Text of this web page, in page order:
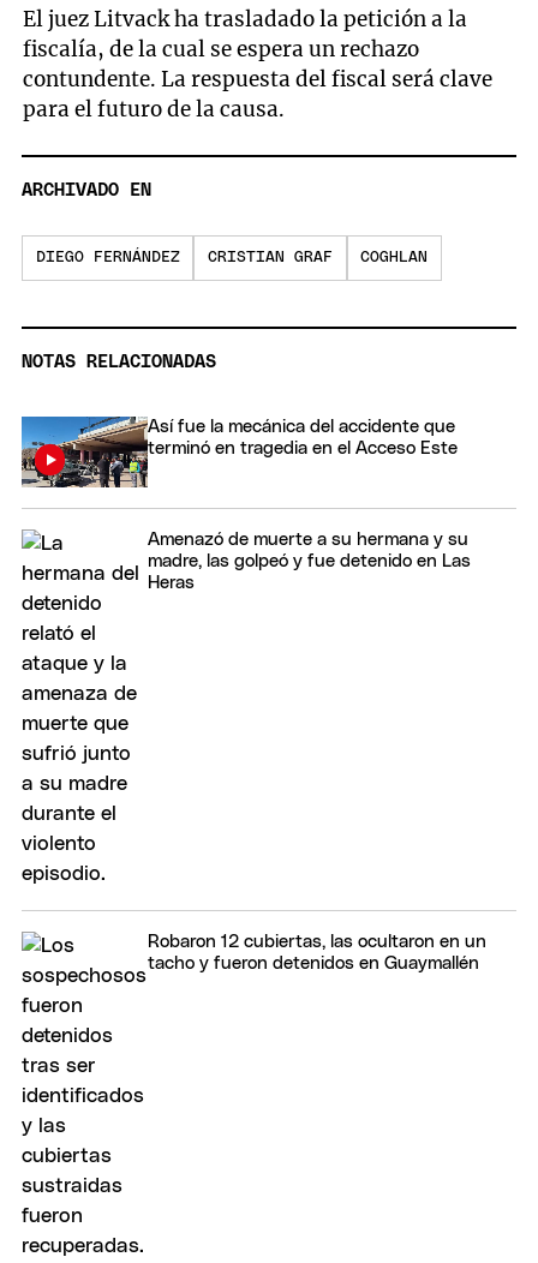
El juez Litvack ha trasladado la petición a la
fiscalía, de la cual se espera un rechazo
contundente. La respuesta del fiscal será clave
para el futuro de la causa.
ARCHIVADO EN
DIEGO FERNÁNDEZ CRISTIAN GRAF COGHLAN
NOTAS RELACIONADAS
Así fue la mecánica del accidente que
terminó en tragedia en el Acceso Este
Amenazó de muerte a su hermana y su
madre, las golpeó y fue detenido en Las
Heras
Robaron 12 cubiertas, las ocultaron en un
tacho y fueron detenidos en Guaymallén